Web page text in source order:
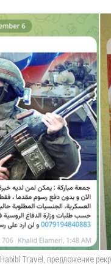
Travel, предложение